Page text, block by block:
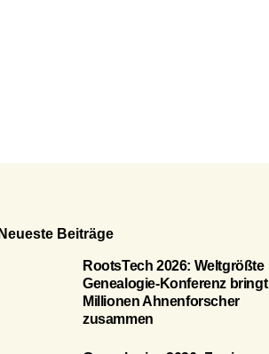
Neueste Beiträge
RootsTech 2026: Weltgrößte
Genealogie-Konferenz bringt
Millionen Ahnenforscher
zusammen